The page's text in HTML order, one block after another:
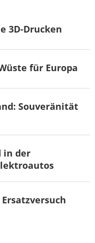
3D-Drucken
für Europa
Souveränität
in der